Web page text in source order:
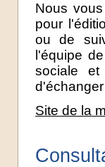
Nous
pour
ou de
l'équipe
sociale et
Site de la